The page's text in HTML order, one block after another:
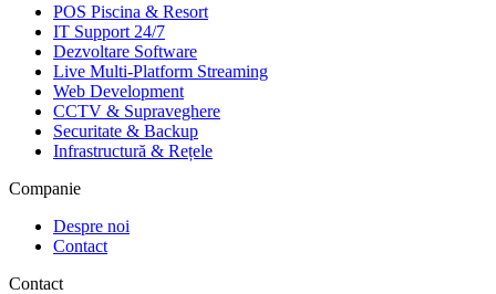
POS Piscina & Resort
IT Support 24/7
Dezvoltare Software
Live Multi-Platform Streaming
Web Development
CCTV & Supraveghere
Securitate & Backup
Infrastructură & Rețele
Companie
Despre noi
Contact
Contact